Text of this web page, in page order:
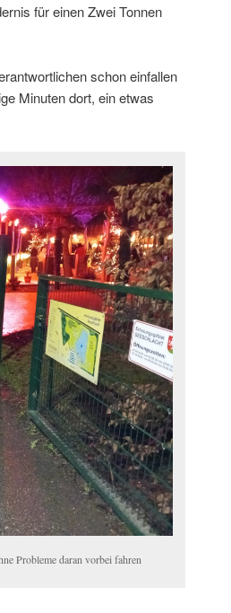
für einen Zwei Tonnen
schon einfallen
Minuten dort, ein etwas
Probleme daran vorbei fahren